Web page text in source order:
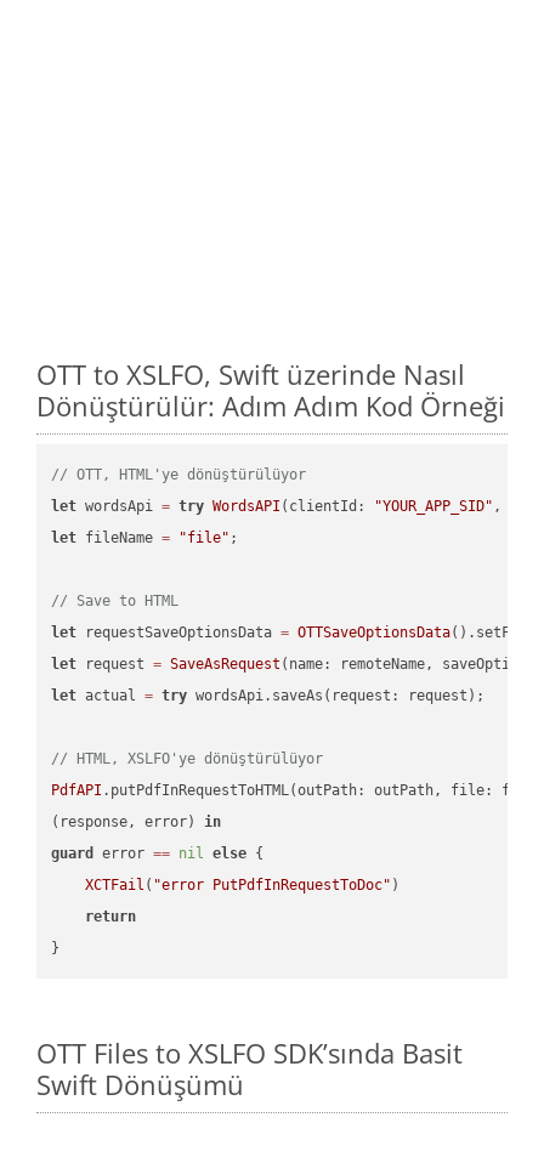
OTT to XSLFO, Swift üzerinde Nasıl
Dönüştürülür: Adım Adım Kod Örneği
// OTT, HTML'ye dönüştürülüyor
let wordsApi = try WordsAPI (clientId: "YOUR_APP_SID" ,
let fileName = "file" ;
// Save to HTML
let requestSaveOptionsData = OTTSaveOptionsData
let request = SaveAsRequest (name: remoteName,
let actual = try wordsApi.saveAs(request: request);
// HTML, XSLFO'ye dönüştürülüyor
PdfAPI .putPdfInRequestToHTML(outPath: outPath, file: file.
(response, error) in
guard
error == nil else {
XCTFail ( "error PutPdfInRequestToDoc" )
return
OTT Files to XSLFO SDK’sında Basit
Swift Dönüşümü